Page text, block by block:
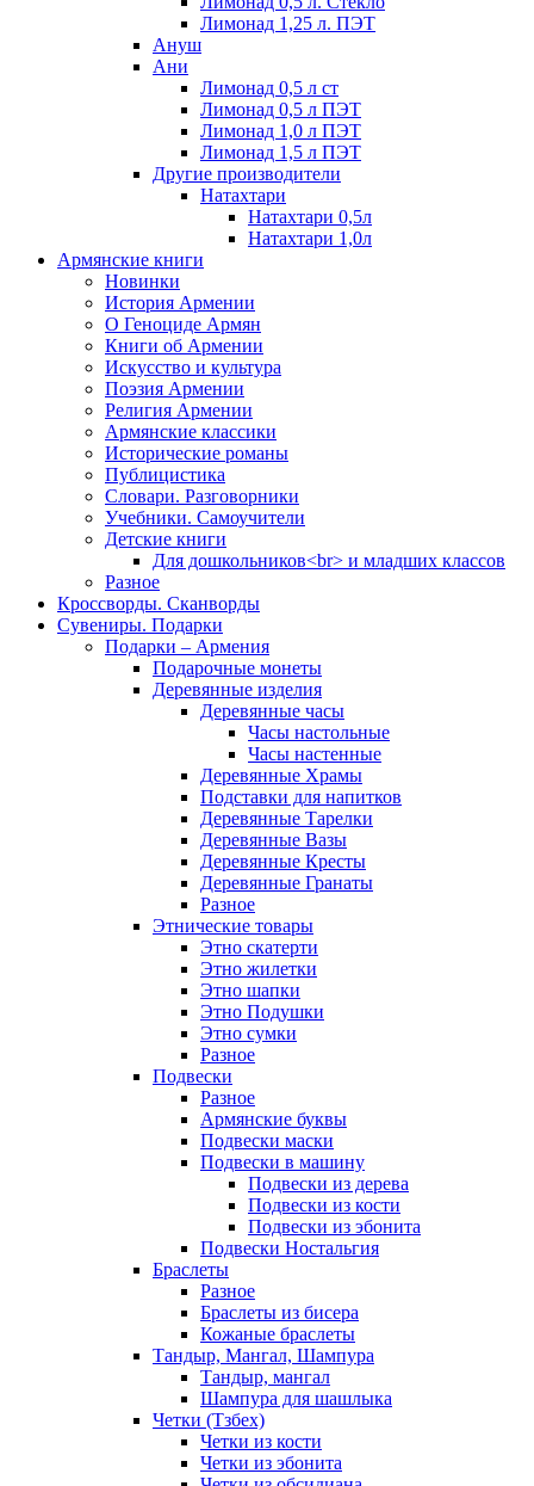
Лимонад 1,25 л. ПЭТ
Ануш
Ани
Лимонад 0,5 л ст
Лимонад 0,5 л ПЭТ
Лимонад 1,0 л ПЭТ
Лимонад 1,5 л ПЭТ
Другие производители
Натахтари
Натахтари 0,5л
Натахтари 1,0л
Армянские книги
Новинки
История Армении
О Геноциде Армян
Книги об Армении
Иcкусство и культура
Поэзия Армении
Религия Армении
Армянские классики
Исторические романы
Публицистика
Словари. Разговорники
Учебники. Самоучители
Детские книги
Для дошкольников<br> и младших классов
Разное
Кроссворды. Сканворды
Сувениры. Подарки
Подарки – Армения
Подарочные монеты
Деревянные изделия
Деревянные часы
Часы настольные
Часы настенные
Деревянные Храмы
Подставки для напитков
Деревянные Тарелки
Деревянные Вазы
Деревянные Кресты
Деревянные Гранаты
Разное
Этнические товары
Этно скатерти
Этно жилетки
Этно шапки
Этно Подушки
Этно сумки
Разное
Подвески
Разное
Армянские буквы
Подвески маски
Подвески в машину
Подвески из дерева
Подвески из кости
Подвески из эбонита
Подвески Ностальгия
Браслеты
Разное
Браслеты из бисера
Кожаные браслеты
Тандыр, Мангал, Шампура
Тандыр, мангал
Шампура для шашлыка
Четки (Тзбех)
Четки из кости
Четки из эбонита